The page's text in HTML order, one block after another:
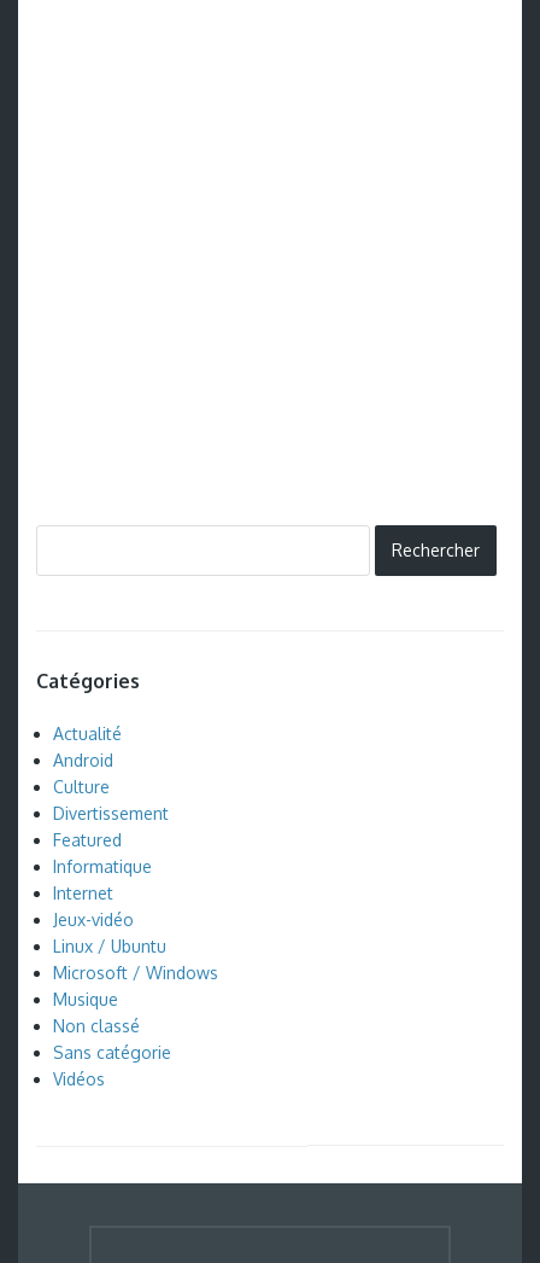
Catégories
Actualité
Android
Culture
Divertissement
Featured
Informatique
Internet
Jeux-vidéo
Linux / Ubuntu
Microsoft / Windows
Musique
Non classé
Sans catégorie
Vidéos